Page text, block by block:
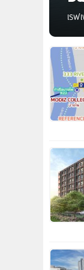
เร
โค
รับ
คงเ